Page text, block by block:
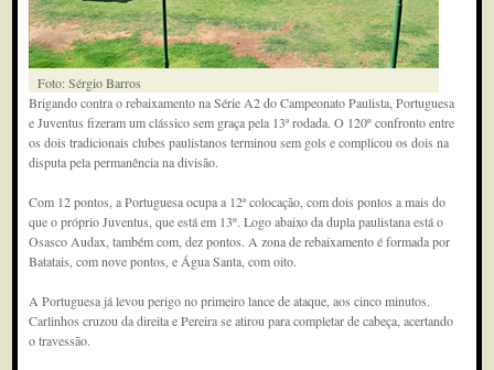
Foto: Sérgio Barros
Brigando contra o rebaixamento na Série A2 do Campeonato Paulista, Portuguesa
e Juventus fizeram um clássico sem graça pela 13ª rodada. O 120º confronto entre
os dois tradicionais clubes paulistanos terminou sem gols e complicou os dois na
disputa pela permanência na divisão.
Com 12 pontos, a Portuguesa ocupa a 12ª colocação, com dois pontos a mais do
que o próprio Juventus, que está em 13º. Logo abaixo da dupla paulistana está o
Osasco Audax, também com, dez pontos. A zona de rebaixamento é formada por
Batatais, com nove pontos, e Água Santa, com oito.
A Portuguesa já levou perigo no primeiro lance de ataque, aos cinco minutos.
Carlinhos cruzou da direita e Pereira se atirou para completar de cabeça, acertando
o travessão.